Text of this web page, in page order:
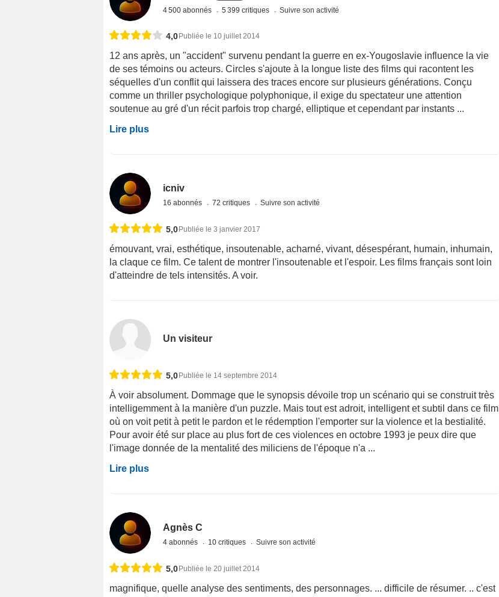
4 500 abonnés 5 399 critiques Suivre son activité
4,0Publiée le 10 juillet 2014
12 ans après, un "accident" survenu pendant la guerre en ex-Yougoslavie influence la vie
de ses témoins ou acteurs. Circles s'ajoute à la longue liste des films qui racontent les
séquelles d'un conflit qui laissera des traces encore sur plusieurs générations. Conçu
comme un thriller psychologique polyphonique, il exige du spectateur une attention
soutenue au gré d'un récit parfois trop chargé, elliptique et cependant par instants ...
Lire plus
icniv
16 abonnés 72 critiques Suivre son activité
5,0Publiée le 3 janvier 2017
émouvant, vrai, esthétique, insoutenable, acharné, vivant, désespérant, humain, inhumain,
la claque ce film. Ce talent de montrer l'insoutenable et l'espoir. Les films français sont loin
d'atteindre de tels intensités. A voir.
Un visiteur
5,0Publiée le 14 septembre 2014
À voir absolument. Dommage que le synopsis dévoile trop un scénario qui se construit très
intelligemment à la manière d'un puzzle. Mais tout est adroit, intelligent et subtil dans ce film
où on voit petit à petit le pardon et le rédemption l'emporter sur la violence et la bestialité.
Pour avoir été sur place au plus fort de ces violences en octobre 1993 je peux dire que
l'image donnée de la mentalité des miliciens de l'époque n'a ...
Lire plus
Agnès C
4 abonnés 10 critiques Suivre son activité
5,0Publiée le 20 juillet 2014
magnifique, quelle analyse des sentiments, des personnages. ... difficile de résumer. .. c'est